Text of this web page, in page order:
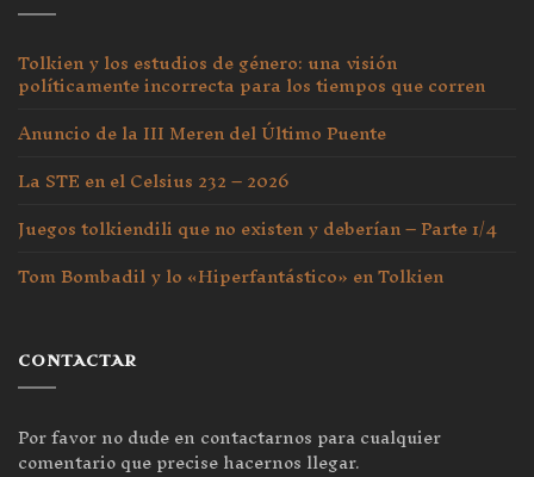
Tolkien y los estudios de género: una visión
políticamente incorrecta para los tiempos que corren
Anuncio de la III Meren del Último Puente
La STE en el Celsius 232 – 2026
Juegos tolkiendili que no existen y deberían – Parte 1/4
Tom Bombadil y lo «Hiperfantástico» en Tolkien
CONTACTAR
Por favor no dude en contactarnos para cualquier
comentario que precise hacernos llegar.